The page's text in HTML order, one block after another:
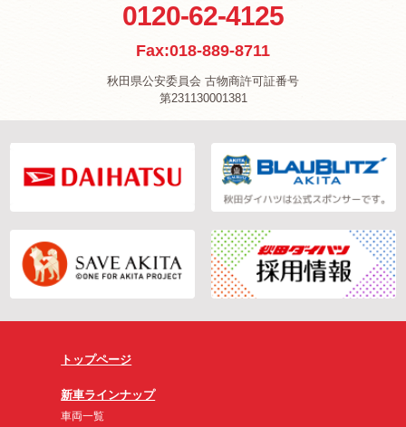
0120-62-4125
Fax:018-889-8711
秋田県公安委員会 古物商許可証番号
第231130001381
トップページ
新車ラインナップ
車両一覧